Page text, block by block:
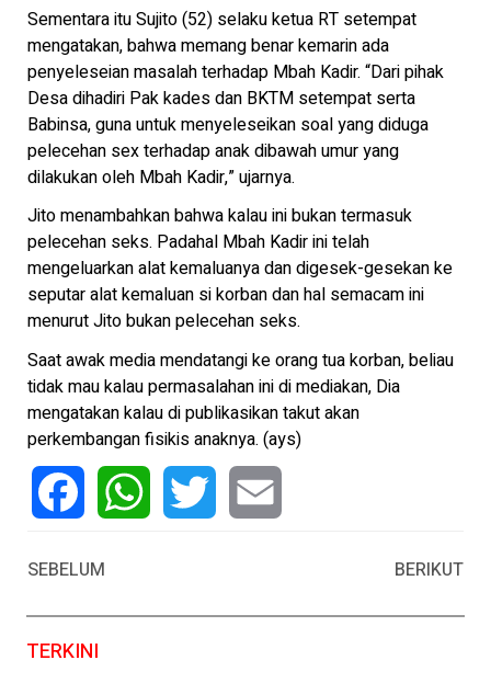
Sementara itu Sujito (52) selaku ketua RT setempat
mengatakan, bahwa memang benar kemarin ada
penyeleseian masalah terhadap Mbah Kadir. “Dari pihak
Desa dihadiri Pak kades dan BKTM setempat serta
Babinsa, guna untuk menyeleseikan soal yang diduga
pelecehan sex terhadap anak dibawah umur yang
dilakukan oleh Mbah Kadir,” ujarnya.
Jito menambahkan bahwa kalau ini bukan termasuk
pelecehan seks. Padahal Mbah Kadir ini telah
mengeluarkan alat kemaluanya dan digesek-gesekan ke
seputar alat kemaluan si korban dan hal semacam ini
menurut Jito bukan pelecehan seks.
Saat awak media mendatangi ke orang tua korban, beliau
tidak mau kalau permasalahan ini di mediakan, Dia
mengatakan kalau di publikasikan takut akan
perkembangan fisikis anaknya. (ays)
SEBELUM
BERIKUT
TERKINI